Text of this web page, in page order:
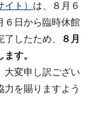
ト） は、８月６
６日から臨時休館
したため、
８月
す。
大変申し訳ござい
力を賜りますよう